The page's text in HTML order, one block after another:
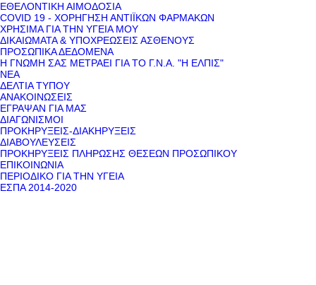
ΕΘΕΛΟΝΤΙΚΗ ΑΙΜΟΔΟΣΙΑ
COVID 19 - ΧΟΡΗΓΗΣΗ ΑΝΤΙΪΚΩΝ ΦΑΡΜΑΚΩΝ
ΧΡΗΣΙΜΑ ΓΙΑ ΤΗΝ ΥΓΕΙΑ ΜΟΥ
ΔΙΚΑΙΩΜΑΤΑ & ΥΠΟΧΡΕΩΣΕΙΣ ΑΣΘΕΝΟΥΣ
ΠΡΟΣΩΠΙΚΑ ΔΕΔΟΜΕΝΑ
Η ΓΝΩΜΗ ΣΑΣ ΜΕΤΡΑΕΙ ΓΙΑ ΤΟ Γ.Ν.Α. "Η ΕΛΠΙΣ"
ΝΕΑ
ΔΕΛΤΙΑ ΤΥΠΟΥ
ΑΝΑΚΟΙΝΩΣΕΙΣ
ΕΓΡΑΨΑΝ ΓΙΑ ΜΑΣ
ΔΙΑΓΩΝΙΣΜΟΙ
ΠΡΟΚΗΡΥΞΕΙΣ-ΔΙΑΚΗΡΥΞΕΙΣ
ΔΙΑΒΟΥΛΕΥΣΕΙΣ
ΠΡΟΚΗΡΥΞΕΙΣ ΠΛΗΡΩΣΗΣ ΘΕΣΕΩΝ ΠΡΟΣΩΠΙΚΟΥ
ΕΠΙΚΟΙΝΩΝΙΑ
ΠΕΡΙΟΔΙΚΟ ΓΙΑ ΤΗΝ ΥΓΕΙΑ
ΕΣΠΑ 2014-2020